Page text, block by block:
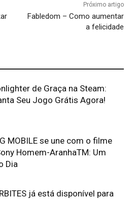
Próximo artigo
Fabledom – Como aumentar
a felicidade
de Graça na Steam:
Seu Jogo Grátis Agora!
MOBILE se une com o filme
Homem-AranhaTM: Um
Dia
já está disponível para